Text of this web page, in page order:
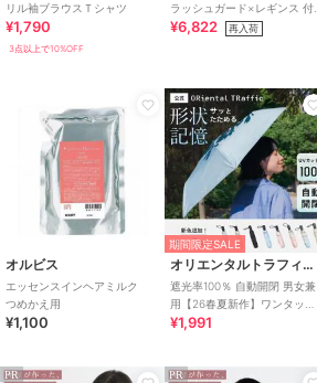
リル袖ブラウスＴシャツ
¥1,790
3点以上で10%OFF
ラッシュガード×レギンス 付
き タンキニ
¥6,822 再入荷
オルビス
エッセンスインヘアミルク
つめかえ用
¥1,100
期間限定SALE
オリエンタルトラフィック
遮光率100％ 自動開閉 男女兼
用【26春夏新作】ワンタッチ
晴雨兼用 折りたたみ傘 /G-
¥1,991
PR PR